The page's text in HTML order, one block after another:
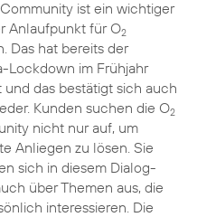
ist ein wichtiger
Anlaufpunkt für O2
Das hat bereits der
Lockdown im Frühjahr
und das bestätigt sich auch
Kunden suchen die O2
nicht nur auf, um
Anliegen zu lösen. Sie
sich in diesem Dialog-
über Themen aus, die
interessieren. Die